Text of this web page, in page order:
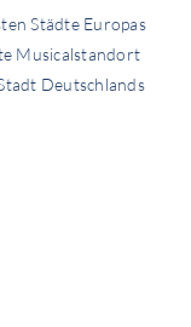
Städte Europas
Musicalstandort
Deutschlands